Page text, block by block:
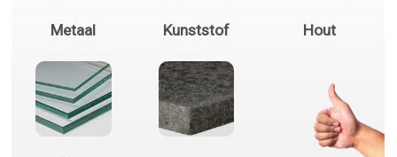
Metaal Kunststof Hout